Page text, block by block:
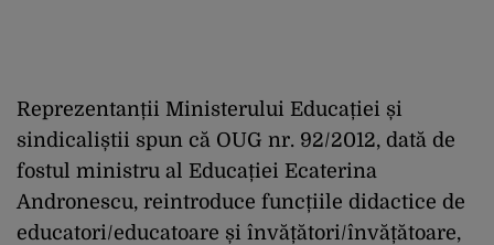
Reprezentanții Ministerului Educației și
sindicaliștii spun că OUG nr. 92/2012, dată de
fostul ministru al Educației Ecaterina
Andronescu, reintroduce funcțiile didactice de
educatori/educatoare și învățători/învățătoare,